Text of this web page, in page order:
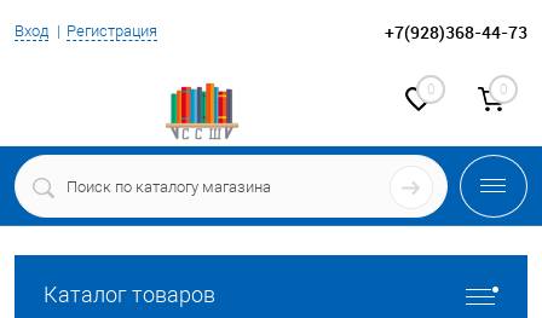
Вход Регистрация +7(928)368-44-73
0 0
Каталог товаров